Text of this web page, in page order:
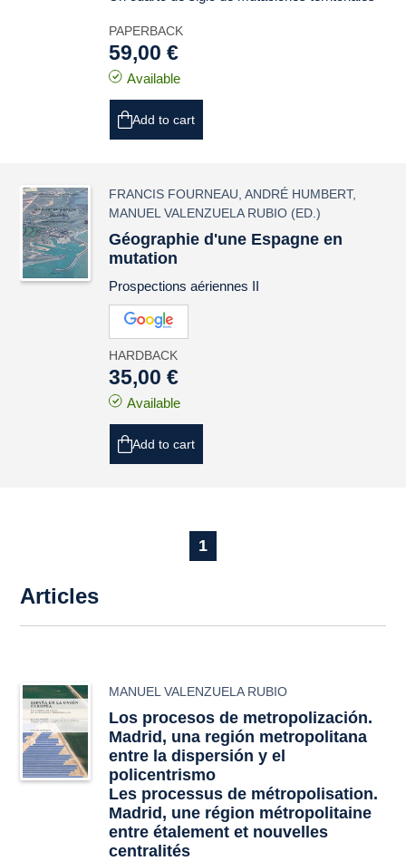
PAPERBACK
59,00 €
Available
Add to cart
FRANCIS FOURNEAU ,ANDRÉ HUMBERT,
MANUEL VALENZUELA RUBIO (ED.)
Géographie d'une Espagne en
mutation
Prospections aériennes II
HARDBACK
35,00 €
Available
Add to cart
1
Articles
MANUEL VALENZUELA RUBIO
Los procesos de metropolización.
Madrid, una región metropolitana
entre la dispersión y el
policentrismo
Les processus de métropolisation.
Madrid, une région métropolitaine
entre étalement et nouvelles
centralités